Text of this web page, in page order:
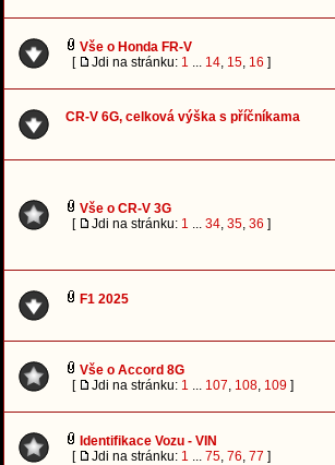
Vše o Honda FR-V
[
Jdi na stránku: 1 ... 14, 15, 16 ]
CR-V 6G, celková výška s příčníkama
Vše o CR-V 3G
[
Jdi na stránku: 1 ... 34, 35, 36 ]
F1 2025
Vše o Accord 8G
[
Jdi na stránku: 1 ... 107, 108, 109 ]
Identifikace Vozu - VIN
[
Jdi na stránku: 1 ... 75, 76, 77 ]